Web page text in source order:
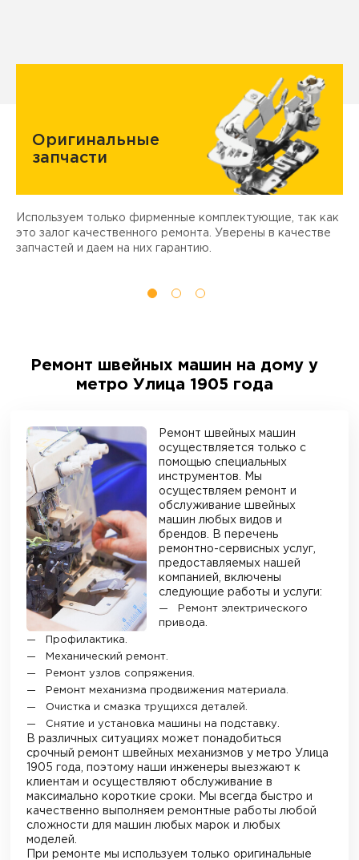
Оригинальные
запчасти
Используем только фирменные комплектующие, так как
это залог качественного ремонта. Уверены в качестве
запчастей и даем на них гарантию.
Ремонт швейных машин на дому у
метро Улица 1905 года
Ремонт швейных машин
осуществляется только с
помощью специальных
инструментов. Мы
осуществляем ремонт и
обслуживание швейных
машин любых видов и
брендов. В перечень
ремонтно-сервисных услуг,
предоставляемых нашей
компанией, включены
следующие работы и услуги:
Ремонт электрического
привода.
Профилактика.
Механический ремонт.
Ремонт узлов сопряжения.
Ремонт механизма продвижения материала.
Очистка и смазка трущихся деталей.
Снятие и установка машины на подставку.
В различных ситуациях может понадобиться
срочный ремонт швейных механизмову метро Улица
1905 года
, поэтому наши инженеры выезжают к
клиентам и осуществляют обслуживание в
максимально короткие сроки. Мы всегда быстро и
качественно выполняем ремонтные работы любой
сложности для машин любых марок и любых
моделей.
При ремонте мы используем только оригинальные